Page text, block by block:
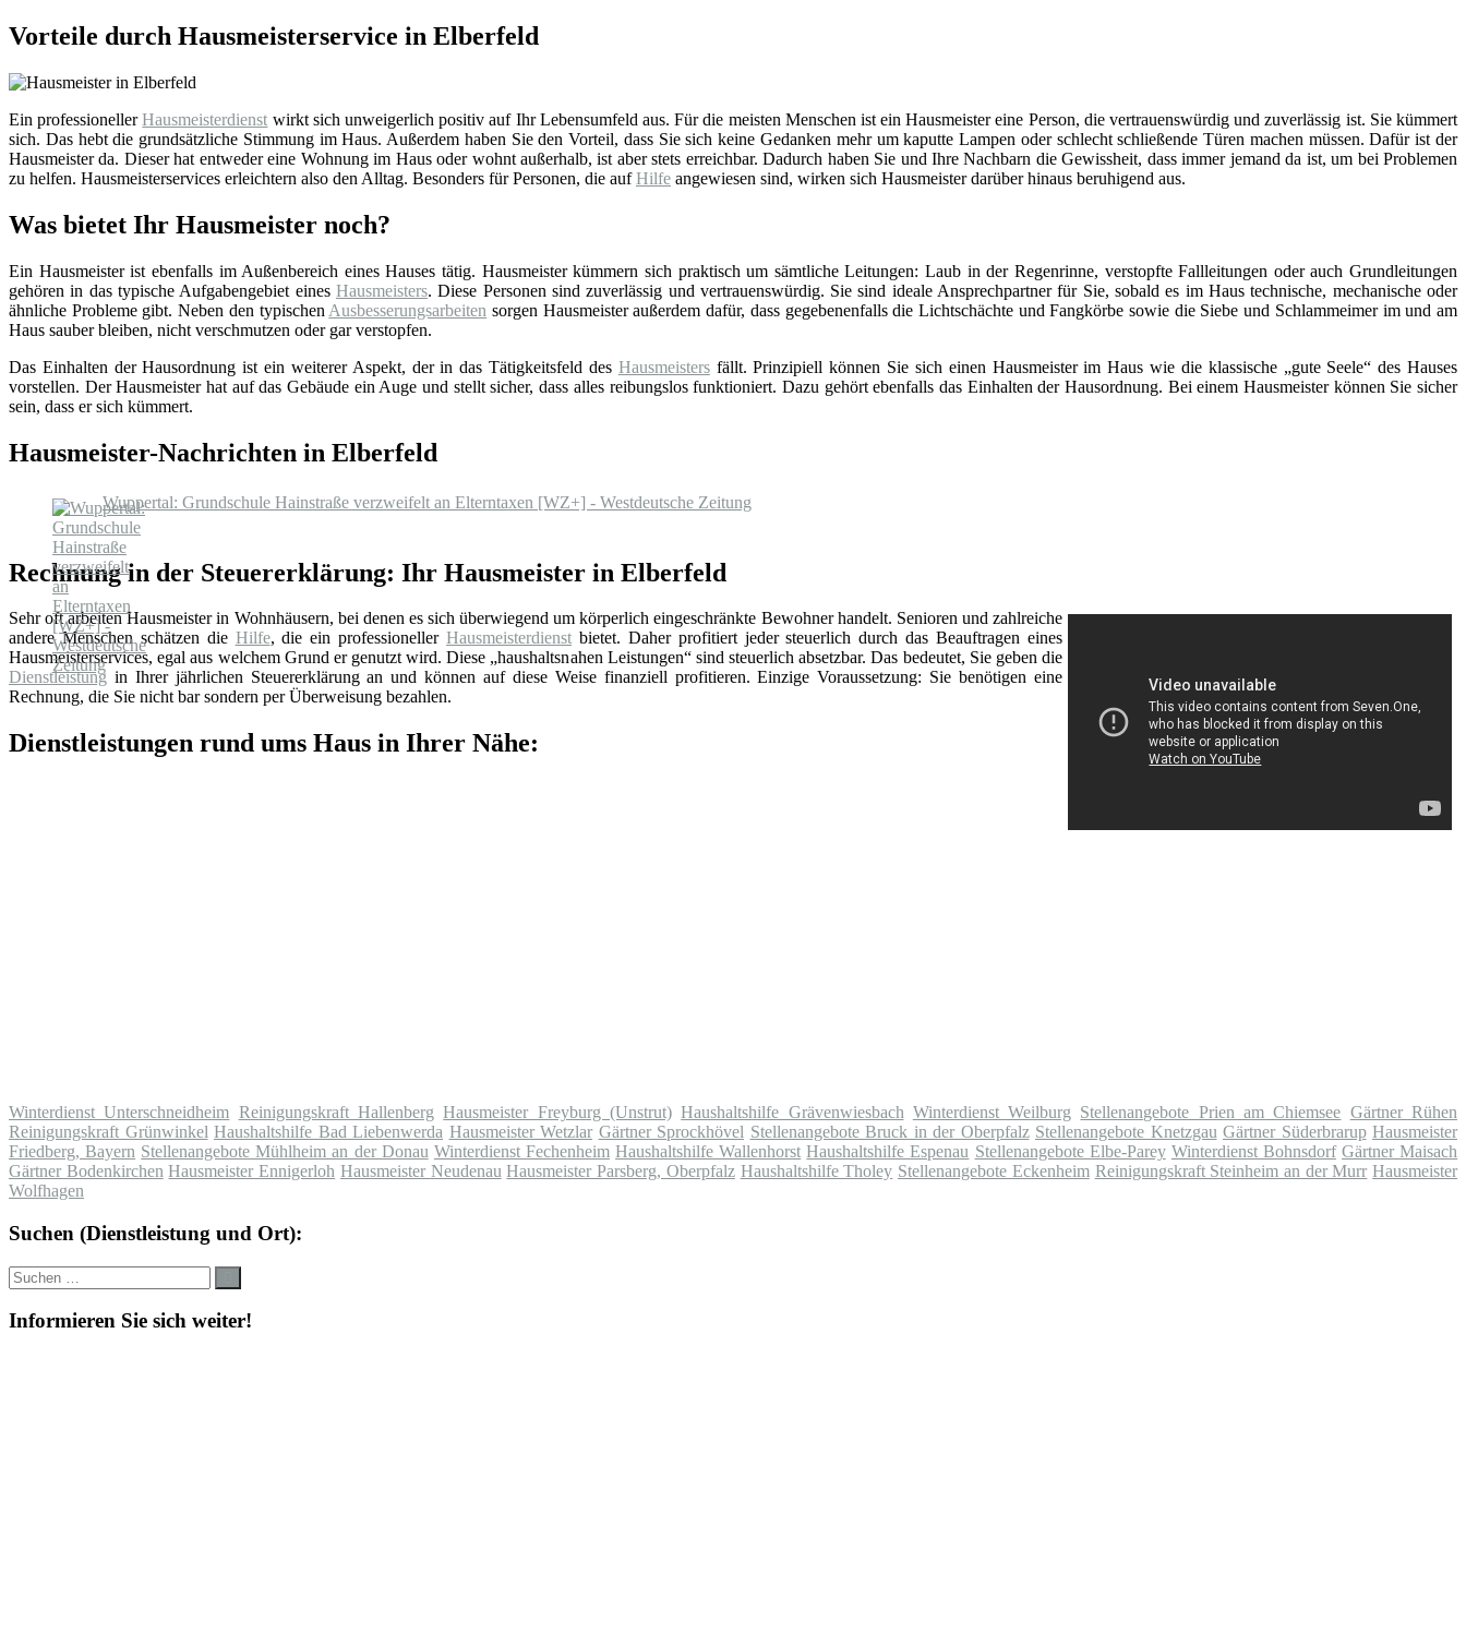
Vorteile durch Hausmeisterservice in Elberfeld
Ein professionellerHausmeisterdienst wirkt sich unweigerlich positiv auf Ihr Lebensumfeld aus. Für die meisten Menschen ist ein Hausmeister eine Person, die vertrauenswürdig und zuverlässig ist. Sie kümmert
sich. Das hebt die grundsätzliche Stimmung im Haus. Außerdem haben Sie den Vorteil, dass Sie sich keine Gedanken mehr um kaputte Lampen oder schlecht schließende Türen machen müssen. Dafür ist der
Hausmeister da. Dieser hat entweder eine Wohnung im Haus oder wohnt außerhalb, ist aber stets erreichbar. Dadurch haben Sie und Ihre Nachbarn die Gewissheit, dass immer jemand da ist, um bei Problemen
zu helfen. Hausmeisterservices erleichtern also den Alltag. Besonders für Personen, die aufHilfe angewiesen sind, wirken sich Hausmeister darüber hinaus beruhigend aus.
Was bietet Ihr Hausmeister noch?
Ein Hausmeister ist ebenfalls im Außenbereich eines Hauses tätig. Hausmeister kümmern sich praktisch um sämtliche Leitungen: Laub in der Regenrinne, verstopfte Fallleitungen oder auch Grundleitungen
gehören in das typische Aufgabengebiet eines Hausmeisters. Diese Personen sind zuverlässig und vertrauenswürdig. Sie sind ideale Ansprechpartner für Sie, sobald es im Haus technische, mechanische oder
ähnliche Probleme gibt. Neben den typischen Ausbesserungsarbeiten sorgen Hausmeister außerdem dafür, dass gegebenenfalls die Lichtschächte und Fangkörbe sowie die Siebe und Schlammeimer im und am
Haus sauber bleiben, nicht verschmutzen oder gar verstopfen.
Das Einhalten der Hausordnung ist ein weiterer Aspekt, der in das Tätigkeitsfeld des Hausmeistersfällt. Prinzipiell können Sie sich einen Hausmeister im Haus wie die klassische „gute Seele“ des Hauses
vorstellen. Der Hausmeister hat auf das Gebäude ein Auge und stellt sicher, dass alles reibungslos funktioniert. Dazu gehört ebenfalls das Einhalten der Hausordnung. Bei einem Hausmeister können Sie sicher
sein, dass er sich kümmert.
Hausmeister-Nachrichten in Elberfeld
Wuppertal: Grundschule Hainstraße verzweifelt an Elterntaxen [WZ+] - Westdeutsche Zeitung
Rechnung in der Steuererklärung: Ihr Hausmeister in Elberfeld
Sehr oft arbeiten Hausmeister in Wohnhäusern, bei denen es sich überwiegend um körperlich eingeschränkte Bewohner handelt. Senioren und zahlreiche
andere Menschen schätzen die Hilfe, die ein professionellerHausmeisterdienst bietet. Daher profitiert jeder steuerlich durch das Beauftragen eines
Hausmeisterservices, egal aus welchem Grund er genutzt wird. Diese „haushaltsnahen Leistungen“ sind steuerlich absetzbar. Das bedeutet, Sie geben die
Dienstleistung in Ihrer jährlichen Steuererklärung an und können auf diese Weise finanziell profitieren. Einzige Voraussetzung: Sie benötigen eine
Rechnung, die Sie nicht bar sondern per Überweisung bezahlen.
Dienstleistungen rund ums Haus in Ihrer Nähe:
Winterdienst Unterschneidheim Reinigungskraft Hallenberg Hausmeister Freyburg (Unstrut) Haushaltshilfe Grävenwiesbach Winterdienst Weilburg Stellenangebote Prien am Chiemsee Gärtner Rühen
Reinigungskraft Grünwinkel Haushaltshilfe Bad Liebenwerda Hausmeister Wetzlar Gärtner Sprockhövel Stellenangebote Bruck in der Oberpfalz Stellenangebote Knetzgau Gärtner Süderbrarup Hausmeister
Friedberg, Bayern Stellenangebote Mühlheim an der Donau Winterdienst Fechenheim Haushaltshilfe Wallenhorst Haushaltshilfe Espenau Stellenangebote Elbe-Parey Winterdienst Bohnsdorf Gärtner Maisach
Gärtner Bodenkirchen Hausmeister Ennigerloh Hausmeister Neudenau Hausmeister Parsberg, Oberpfalz Haushaltshilfe Tholey Stellenangebote Eckenheim Reinigungskraft Steinheim an der Murr Hausmeister
Wolfhagen
Suchen (Dienstleistung und Ort):
Suche
nach:
Informieren Sie sich weiter!